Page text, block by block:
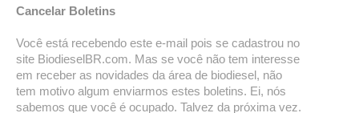
Cancelar Boletins
Você está recebendo este e-mail pois se cadastrou no
site BiodieselBR.com. Mas se você não tem interesse
em receber as novidades da área de biodiesel, não
tem motivo algum enviarmos estes boletins. Ei, nós
sabemos que você é ocupado. Talvez da próxima vez.